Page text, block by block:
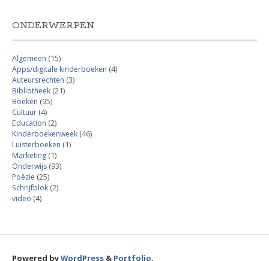
ONDERWERPEN
Algemeen (15)
Apps/digitale kinderboeken (4)
Auteursrechten (3)
Bibliotheek (21)
Boeken (95)
Cultuur (4)
Education (2)
Kinderboekenweek (46)
Luisterboeken (1)
Marketing (1)
Onderwijs (93)
Poëzie (25)
Schrijfblok (2)
video (4)
Powered byWordPress & Portfolio.